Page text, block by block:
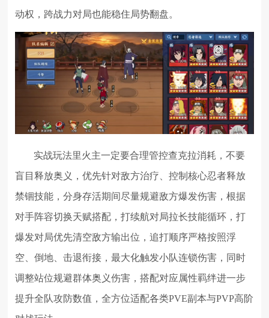
动权，跨战力对局也能稳住局势翻盘。
实战玩法里火主一定要合理管控查克拉消耗，不要
盲目释放奥义，优先针对敌方治疗、控制核心忍者释放
禁锢技能，分身存活期间尽量规避敌方爆发伤害，根据
对手阵容切换天赋搭配，打续航对局拉长技能循环，打
爆发对局优先清空敌方输出位，追打顺序严格按照浮
空、倒地、击退衔接，最大化触发小队连锁伤害，同时
调整站位规避群体奥义伤害，搭配对应属性羁绊进一步
提升全队攻防数值，全方位适配各类PVE副本与PVP高阶